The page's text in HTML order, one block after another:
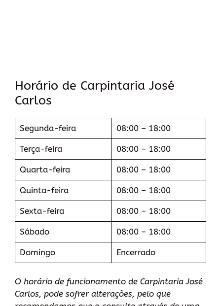
Horário de Carpintaria José
Carlos
Segunda-feira 08:00 – 18:00
Terça-feira 08:00 – 18:00
Quarta-feira 08:00 – 18:00
Quinta-feira 08:00 – 18:00
Sexta-feira 08:00 – 18:00
Sábado 08:00 – 18:00
Domingo Encerrado
O horário de funcionamento de Carpintaria José
Carlos, pode sofrer alterações, pelo que